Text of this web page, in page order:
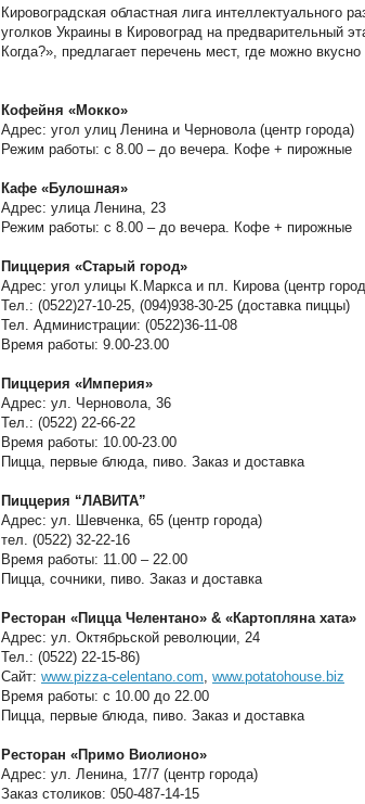
Кировоградская областная лига интеллектуального
уголков Украины в Кировоград на предварительный
Когда?», предлагает перечень мест, где можно
Кофейня «Мокко»
Адрес: угол улиц Ленина и Черновола (центр города)
Режим работы: с 8.00 – до вечера. Кофе + пирожные
Кафе «Булошная»
Адрес: улица Ленина, 23
Режим работы: с 8.00 – до вечера. Кофе + пирожные
Пиццерия «Старый город»
Адрес: угол улицы К.Маркса и пл. Кирова (центр
Тел.: (0522)27-10-25, (094)938-30-25 (доставка пиццы)
Тел. Администрации: (0522)36-11-08
Время работы: 9.00-23.00
Пиццерия «Империя»
Адрес: ул. Черновола, 36
Тел.: (0522) 22-66-22
Время работы: 10.00-23.00
Пицца, первые блюда, пиво. Заказ и доставка
Пиццерия “ЛАВИТА”
Адрес: ул. Шевченка, 65 (центр города)
тел. (0522) 32-22-16
Время работы: 11.00 – 22.00
Пицца, сочники, пиво. Заказ и доставка
Ресторан «Пицца Челентано» & «Картопляна хата»
Адрес: ул. Октябрьской революции, 24
Тел.: (0522) 22-15-86)
Сайт: www.pizza-celentano.com, www.potatohouse.biz
Время работы: с 10.00 до 22.00
Пицца, первые блюда, пиво. Заказ и доставка
Ресторан «Примо Виолионо»
Адрес: ул. Ленина, 17/7 (центр города)
Заказ столиков: 050-487-14-15